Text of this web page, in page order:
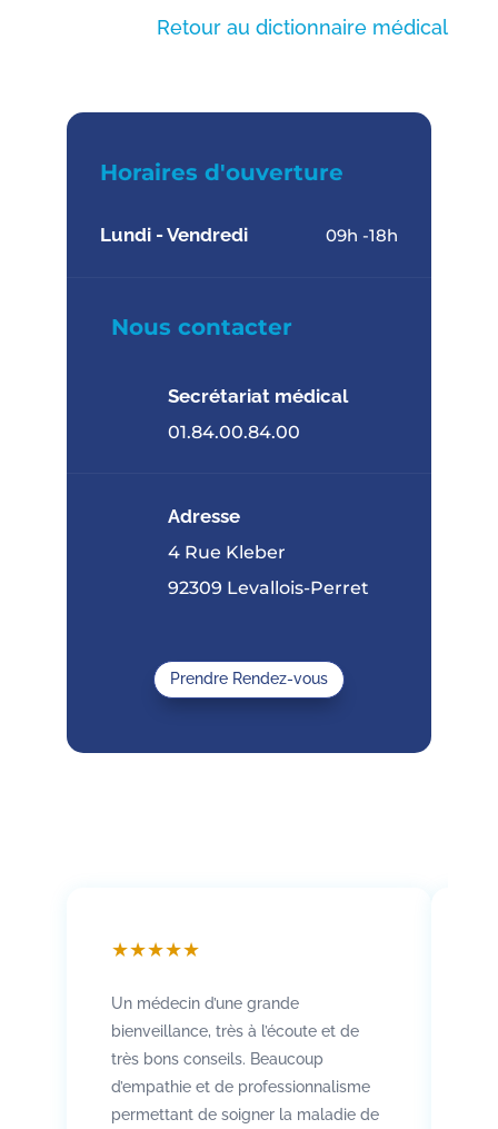
Retour au dictionnaire médical
Horaires d'ouverture
Lundi - Vendredi 09h -18h
Nous contacter
Secrétariat médical
01.84.00.84.00
Adresse
4 Rue Kleber
92309 Levallois-Perret
Prendre Rendez-vous
★★★★★
Un médecin d’une grande
bienveillance, très à l’écoute et de
très bons conseils. Beaucoup
d’empathie et de professionnalisme
permettant de soigner la maladie de